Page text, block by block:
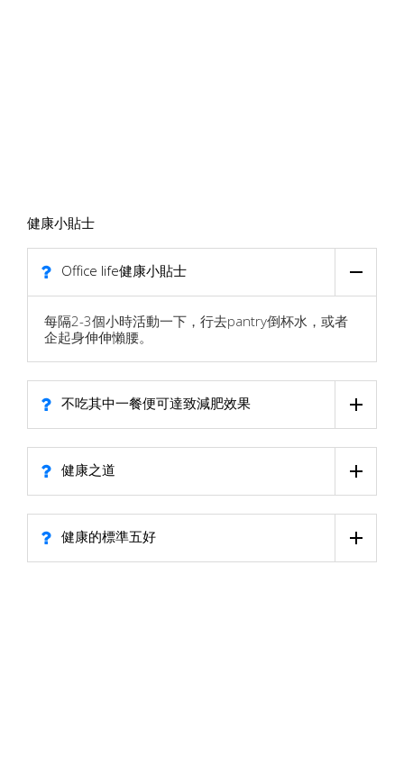
健康小貼士
Office life健康小貼士
每隔2-3個小時活動一下，行去pantry倒杯水，或者
企起身伸伸懶腰。
不吃其中一餐便可達致減肥效果
健康之道
健康的標準五好